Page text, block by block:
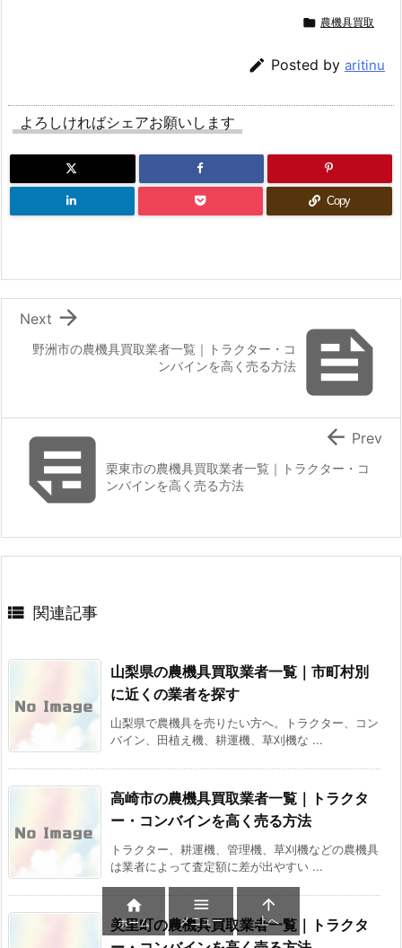
 農機具買取
 Posted by aritinu
よろしければシェアお願いします
Copy

野洲市の農機具買取業者一覧｜トラクター・コ
ンバインを高く売る方法

Next
栗東市の農機具買取業者一覧｜トラクター・コ
ンバインを高く売る方法
 Prev
 関連記事
山梨県の農機具買取業者一覧｜市町村別
に近くの業者を探す
山梨県で農機具を売りたい方へ。トラクター、コン
バイン、田植え機、耕運機、草刈機な ...
高崎市の農機具買取業者一覧｜トラクタ
ー・コンバインを高く売る方法
トラクター、耕運機、管理機、草刈機などの農機具
は業者によって査定額に差が出やすい ...
美里町の農機具買取業者一覧｜トラクタ

ホーム

メニュー

上へ